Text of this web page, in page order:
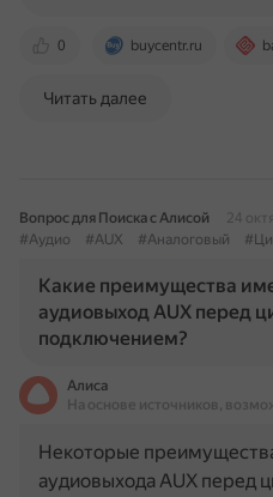
0 buycentr.ru
Читать далее
Вопрос для Поиска с Алисой
24
#Аудио
#AUX #Аналоговый
Какие преимущества
аудиовыход AUX перед
подключением?
Алиса
На основе источников,
Некоторые
аудиовыхода AUX перед